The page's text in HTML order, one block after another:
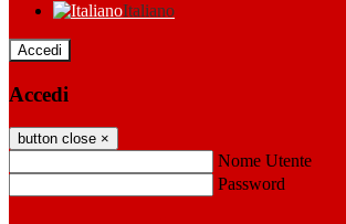
Italiano
Accedi
Accedi
button close ×
Nome Utente
Password